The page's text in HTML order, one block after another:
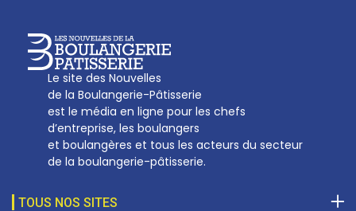
Le site des Nouvelles
de la Boulangerie-Pâtisserie
est le média en ligne pour les chefs
d’entreprise, les boulangers
et boulangères et tous les acteurs du secteur
de la boulangerie-pâtisserie.
TOUS NOS SITES